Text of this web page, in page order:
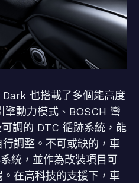
也搭載了多個能高度
擎動力模式、BOSCH 彎
調的 DTC 循跡系統，能
調整。不可或缺的，車
統，並作為改裝項目可
在高科技的支援下，車